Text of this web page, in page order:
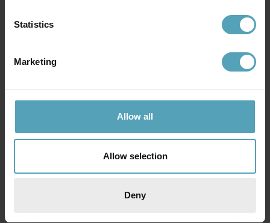
Statistics
Marketing
Allow all
Allow selection
Deny